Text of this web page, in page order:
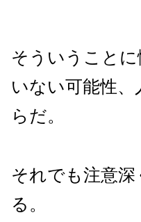
そういうこと
いない可能性
らだ。
それでも注意
る。